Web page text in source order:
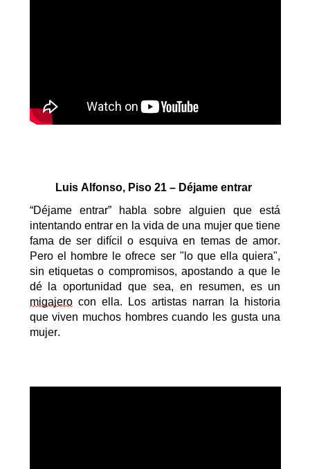
Luis Alfonso, Piso 21 – Déjame entrar
“Déjame entrar” habla sobre alguien que está
intentando entrar en la vida de una mujer que tiene
fama de ser difícil o esquiva en temas de amor.
Pero el hombre le ofrece ser "lo que ella quiera",
sin etiquetas o compromisos, apostando a que le
dé la oportunidad que sea, en resumen, es un
migajerocon ella. Los artistas narran la historia
que viven muchos hombres cuando les gusta una
mujer.